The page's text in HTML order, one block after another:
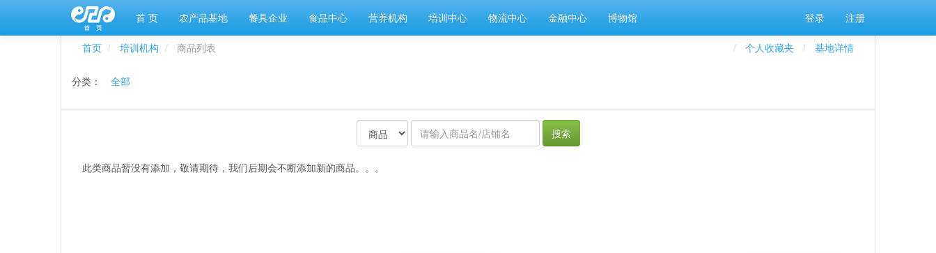
首 页 农产品基地 餐具企业 食品中心 营养机构 培训中心 物流中心 金融中心 博物馆 登录 注册
首页 培训机构 商品列表 基地详情
个人收藏夹
分类： 全部
搜索
此类商品暂没有添加，敬请期待，我们后期会不断添加新的商品。。。